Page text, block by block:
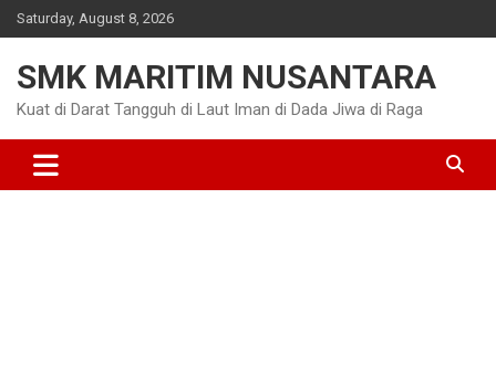
Skip
to
Saturday, August 8, 2026
SMK MARITIM NUSANTARA
Kuat di Darat Tangguh di Laut Iman di Dada Jiwa di Raga